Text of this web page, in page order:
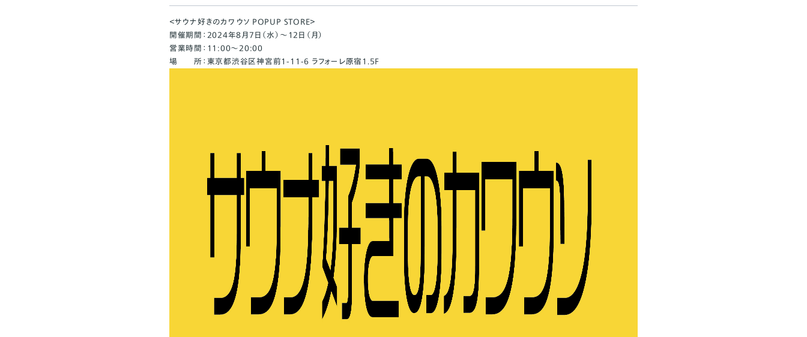
＜サウナ好きのカワウソ POPUP STORE＞
開催期間：2024年8月7日（水）〜12日（月）
営業時間：11:00～20:00
場 所：東京都渋谷区神宮前1-11-6 ラフォーレ原宿1.5F